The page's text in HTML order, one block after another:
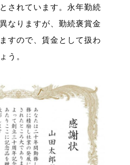
されています。永年勤続
なりますが、勤続褒賞金
すので、賃金として扱わ
う。